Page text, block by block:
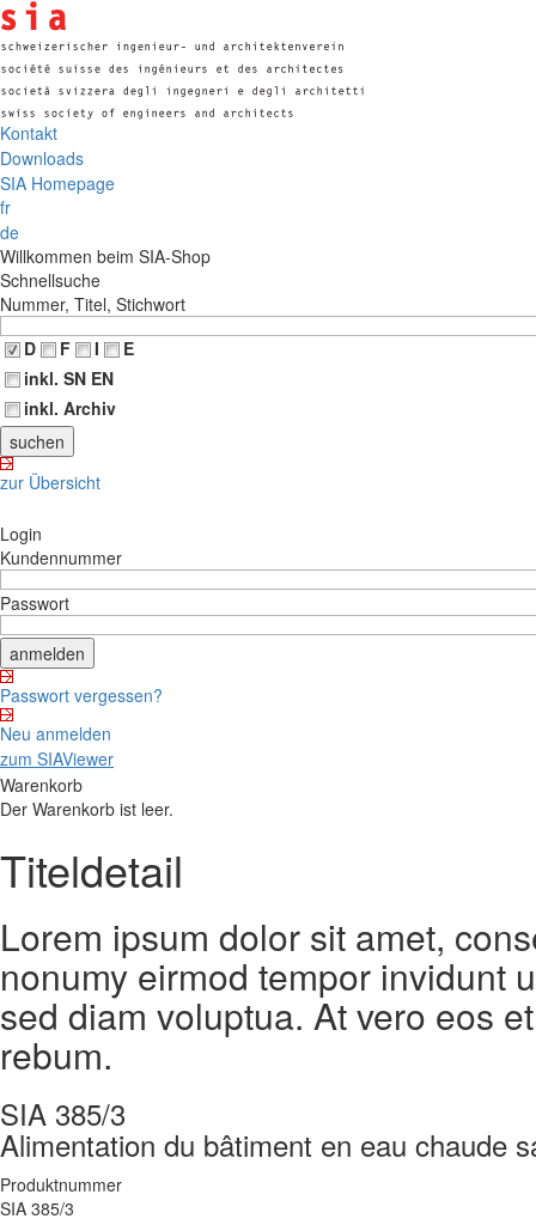
Kontakt
Downloads
SIA Homepage
fr
de
Willkommen beim SIA-Shop
Schnellsuche
Nummer, Titel, Stichwort
D
F I
E
inkl. SN EN
inkl. Archiv
zur Übersicht
Login
Kundennummer
Passwort
Passwort vergessen?
Neu anmelden
zum SIAViewer
Warenkorb
Der Warenkorb ist leer.
Titeldetail
Lorem ipsum dolor sit amet,
nonumy eirmod tempor invidunt
sed diam voluptua. At vero eos
rebum.
SIA 385/3
Alimentation du bâtiment en eau chaude
Produktnummer
SIA 385/3